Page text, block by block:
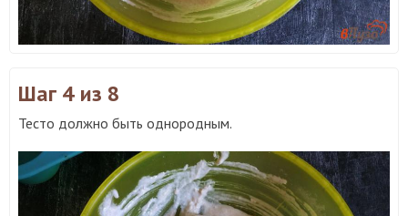
Шаг 4 из 8
Тесто должно быть однородным.